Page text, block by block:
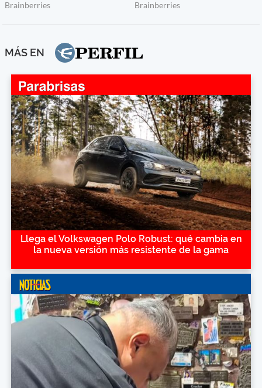
MÁS EN
Llega el Volkswagen Polo Robust: qué cambia en
la nueva versión más resistente de la gama